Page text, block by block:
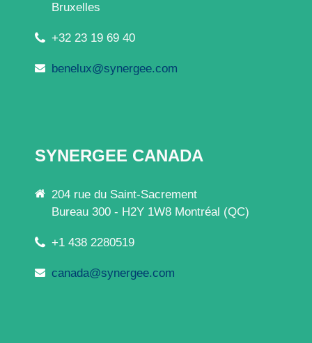
Bruxelles
+32 23 19 69 40
benelux@synergee.com
SYNERGEE CANADA
204 rue du Saint-Sacrement
Bureau 300 - H2Y 1W8 Montréal (QC)
+1 438 2280519
canada@synergee.com